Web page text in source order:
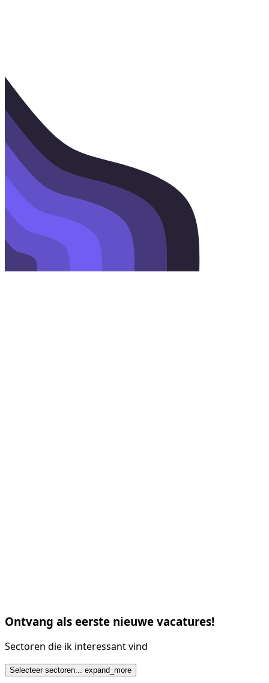
Ontvang als eerste nieuwe vacatures!
Sectoren die ik interessant vind
Selecteer sectoren... expand_more